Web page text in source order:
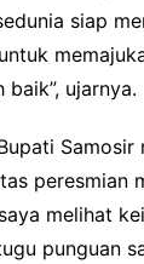
siap
ujarnya.
Samosir
peresmian
melihat
punguan